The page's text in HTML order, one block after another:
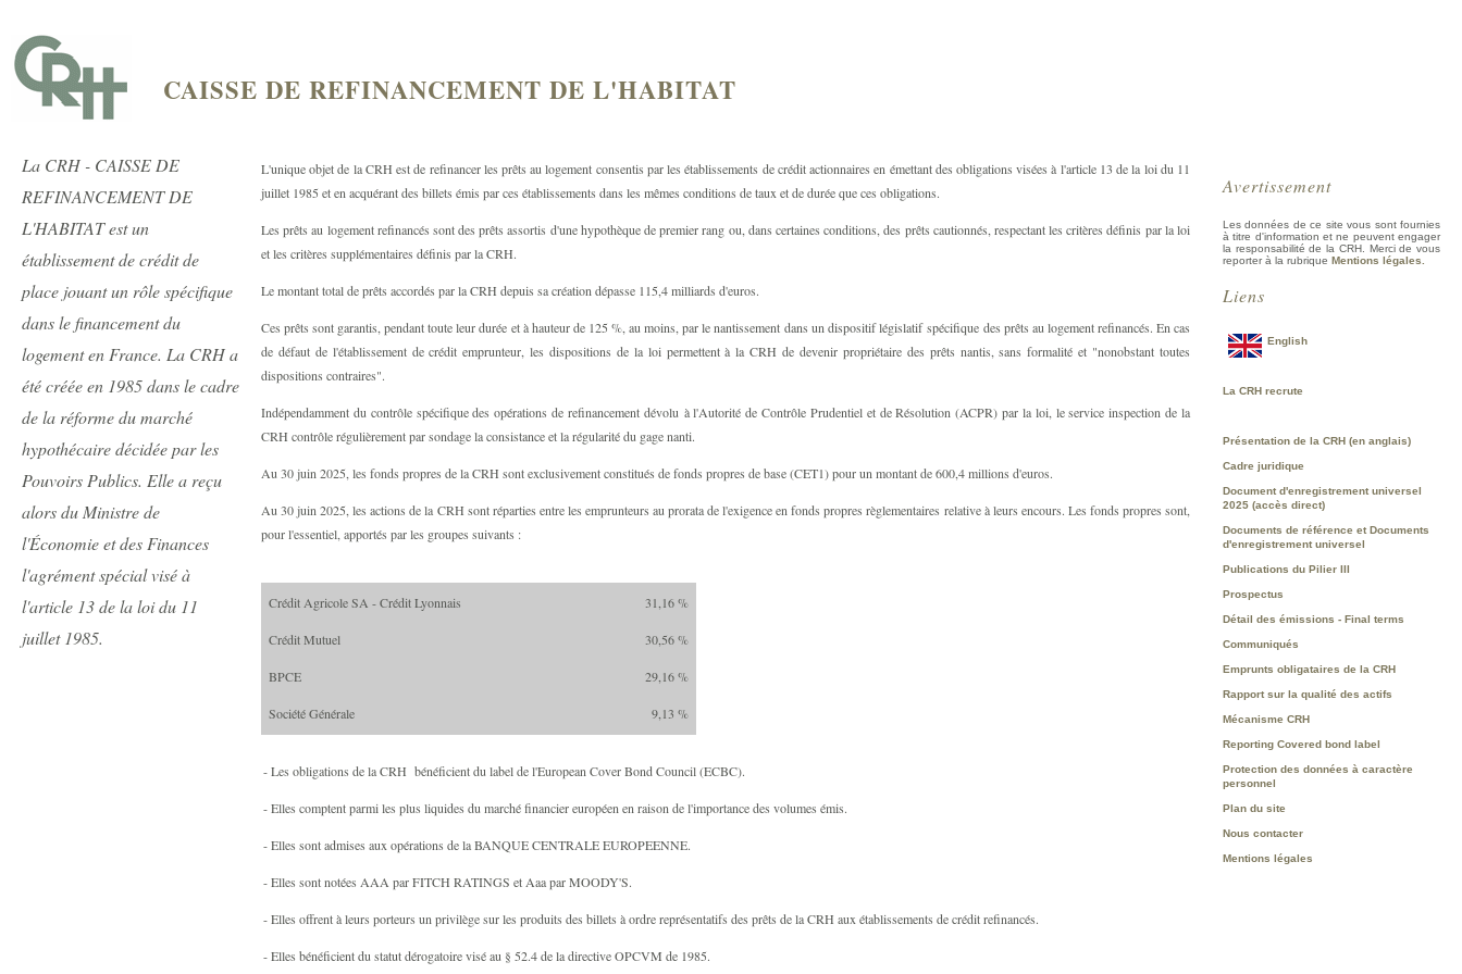
CAISSE DE REFINANCEMENT DE L'HABITAT
La CRH - CAISSE DE
REFINANCEMENT DE
L'HABITAT est un
établissement de crédit de
place jouant un rôle spécifique
dans le financement du
logement en France. La CRH a
été créée en 1985 dans le cadre
de la réforme du marché
hypothécaire décidée par les
Pouvoirs Publics. Elle a reçu
alors du Ministre de
l'Économie et des Finances
l'agrément spécial visé à
l'article 13 de la loi du 11
juillet 1985.
L'unique objet de la CRH est de refinancer les prêts au logement consentis par les établissements de crédit actionnaires en émettant des obligations visées à l'article 13 de la loi du 11
juillet 1985 et en acquérant des billets émis par ces établissements dans les mêmes conditions de taux et de durée que ces obligations.
Les prêts au logement refinancés sont des prêts assortis d'une hypothèque de premier rang ou, dans certaines conditions, des prêts cautionnés, respectant les critères définis par la loi
et les critères supplémentaires définis par la CRH.
Le montant total de prêts accordés par la CRH depuis sa création dépasse 115,4 milliards d'euros.
Ces prêts sont garantis, pendant toute leur durée et à hauteur de 125 %, au moins, par le nantissement dans un dispositif législatif spécifique des prêts au logement refinancés. En cas
de défaut de l'établissement de crédit emprunteur, les dispositions de la loi permettent à la CRH de devenir propriétaire des prêts nantis, sans formalité et "nonobstant toutes
dispositions contraires".
Indépendamment du contrôle spécifique des opérations de refinancement dévolu à l'Autorité de Contrôle Prudentiel et de Résolution (ACPR) par la loi, le service inspection de la
CRH contrôle régulièrement par sondage la consistance et la régularité du gage nanti.
Au 30 juin 2025, les fonds propres de la CRH sont exclusivement constitués de fonds propres de base (CET1) pour un montant de 600,4 millions d'euros.
Au 30 juin 2025, les actions de la CRH sont réparties entre les emprunteurs au prorata de l'exigence en fonds propres règlementaires relative à leurs encours. Les fonds propres sont,
pour l'essentiel, apportés par les groupes suivants :
Crédit Agricole SA - Crédit Lyonnais 31,16 %
Crédit Mutuel 30,56 %
BPCE 29,16 %
Société Générale 9,13 %
- Les obligations de la CRH bénéficient du label de l'European Cover Bond Council (ECBC).
- Elles comptent parmi les plus liquides du marché financier européen en raison de l'importance des volumes émis.
- Elles sont admises aux opérations de la BANQUE CENTRALE EUROPEENNE.
- Elles sont notées AAA par FITCH RATINGS et Aaa par MOODY'S.
- Elles offrent à leurs porteurs un privilège sur les produits des billets à ordre représentatifs des prêts de la CRH aux établissements de crédit refinancés.
- Elles bénéficient du statut dérogatoire visé au § 52.4 de la directive OPCVM de 1985.
Avertissement
Les données de ce site vous sont fournies
à titre d'information et ne peuvent engager
la responsabilité de la CRH. Merci de vous
reporter à la rubrique Mentions légales.
Liens
English
La CRH recrute
Présentation de la CRH (en anglais)
Cadre juridique
Document d'enregistrement universel
2025 (accès direct)
Documents de référence et Documents
d'enregistrement universel
Publications du Pilier III
Prospectus
Détail des émissions - Final terms
Communiqués
Emprunts obligataires de la CRH
Rapport sur la qualité des actifs
Mécanisme CRH
Reporting Covered bond label
Protection des données à caractère
personnel
Plan du site
Nous contacter
Mentions légales